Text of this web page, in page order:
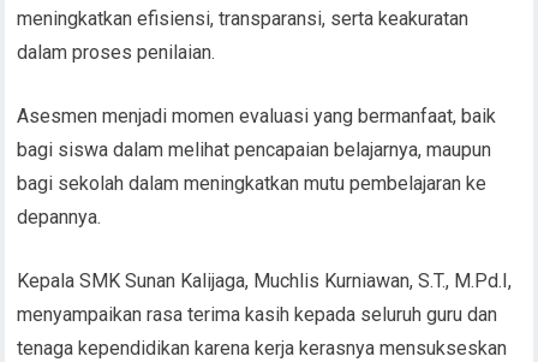
meningkatkan efisiensi, transparansi, serta keakuratan
dalam proses penilaian.
Asesmen menjadi momen evaluasi yang bermanfaat, baik
bagi siswa dalam melihat pencapaian belajarnya, maupun
bagi sekolah dalam meningkatkan mutu pembelajaran ke
depannya.
Kepala SMK Sunan Kalijaga, Muchlis Kurniawan, S.T., M.Pd.I,
menyampaikan rasa terima kasih kepada seluruh guru dan
tenaga kependidikan karena kerja kerasnya mensukseskan